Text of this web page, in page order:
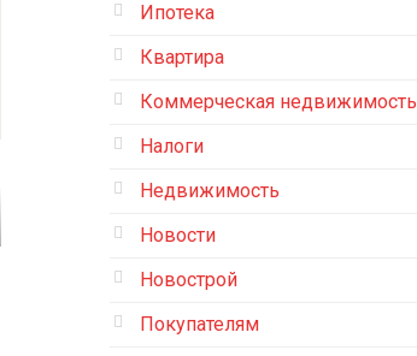
Ипотека
Квартира
Коммерческая недвижимость
Налоги
Недвижимость
Новости
Новострой
Покупателям